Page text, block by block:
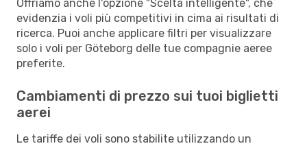
Offriamo anche l'opzione "Scelta intelligente", che
evidenzia i voli più competitivi in cima ai risultati di
ricerca. Puoi anche applicare filtri per visualizzare
solo i voli per Göteborg delle tue compagnie aeree
preferite.
Cambiamenti di prezzo sui tuoi biglietti
aerei
Le tariffe dei voli sono stabilite utilizzando un